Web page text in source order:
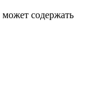
содержать